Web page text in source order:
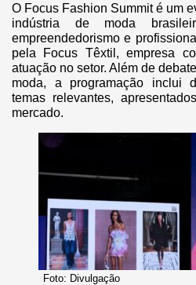
O Focus Fashion Summit é um
indústria de moda
empreendedorismo e
pela Focus Têxtil, empresa
atuação no setor. Além de
moda, a programação inclui
temas relevantes,
mercado.
Foto: Divulgação